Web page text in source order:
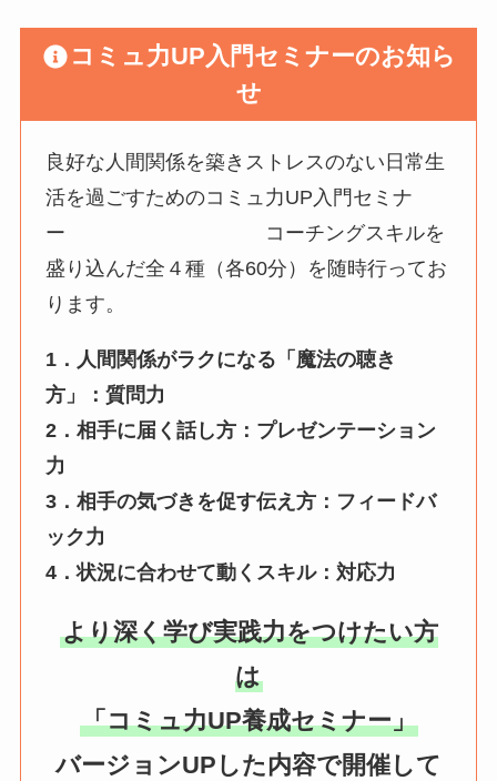
コミュ力UP入門セミナーのお知ら
せ
良好な人間関係を築きストレスのない日常生
活を過ごすためのコミュ力UP入門セミナ
ー コーチングスキルを
盛り込んだ全４種（各60分）を随時行ってお
ります。
1．人間関係がラクになる「魔法の聴き
方」：質問力
2．相手に届く話し方：プレゼンテーション
力
3．相手の気づきを促す伝え方：フィードバ
ック力
4．状況に合わせて動くスキル：対応力
より深く学び実践力をつけたい方
は
「コミュ力UP養成セミナー」
バージョンUPした内容で開催して